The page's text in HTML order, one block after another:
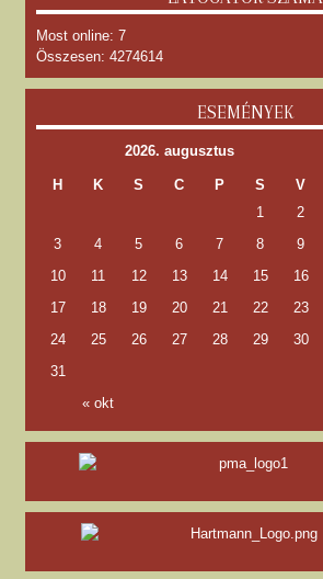
Most online: 7
Összesen: 4274614
ESEMÉNYEK
2026. augusztus
H K S C P S V
« okt
1
2
3
4 5 6 7 8
9
10
11 12 13 14 15
16
17
18 19 20 21 22
23
24
25 26 27 28 29
30
31